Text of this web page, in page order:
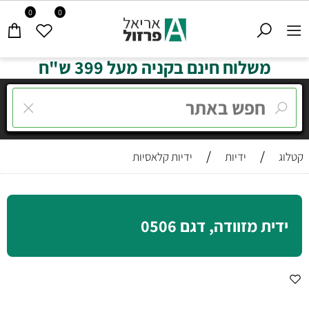
0 0
משלוח חינם בקניה מעל 399 ש"ח
קטלוג / ידיות / ידיות קלאסיות
ידית מזוודה, דגם 0506